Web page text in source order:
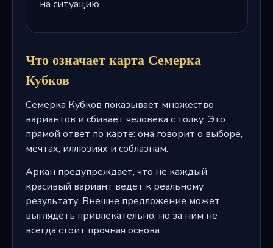
на ситуацию.
Что означает карта Семерка
Кубков
Семерка Кубков показывает множество
вариантов и сбивает человека с толку. Это
прямой ответ по карте: она говорит о выборе,
мечтах, иллюзиях и соблазнам.
Аркан предупреждает, что не каждый
красивый вариант ведет к реальному
результату. Внешне предложение может
выглядеть привлекательно, но за ним не
всегда стоит прочная основа.